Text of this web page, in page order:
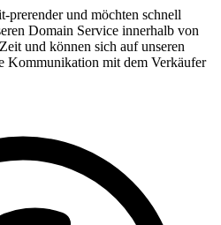
prerender und möchten schnell
Domain Service innerhalb von
und können sich auf unseren
Kommunikation mit dem Verkäufer